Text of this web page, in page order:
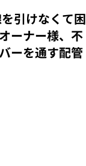
引けなくて困
ーナー様、不
ーを通す配管